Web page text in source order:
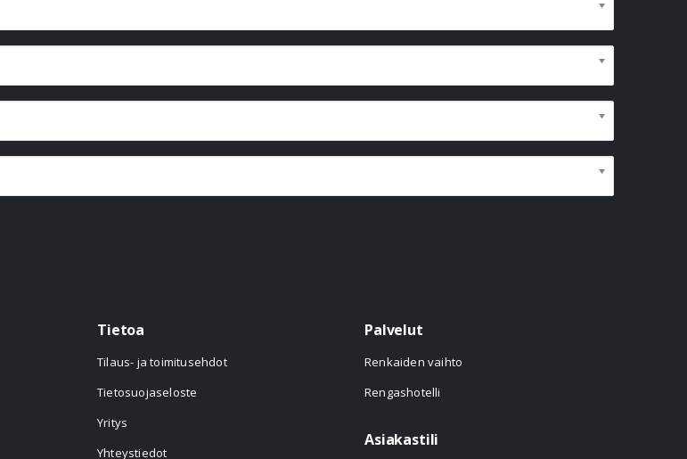
Tietoa
Tilaus- ja toimitusehdot
Tietosuojaseloste
Yritys
Yhteystiedot
Palvelut
Renkaiden vaihto
Rengashotelli
Asiakastili